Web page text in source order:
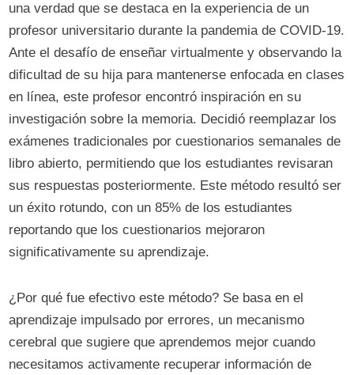
una verdad que se destaca en la experiencia de un
profesor universitario durante la pandemia de COVID-19.
Ante el desafío de enseñar virtualmente y observando la
dificultad de su hija para mantenerse enfocada en clases
en línea, este profesor encontró inspiración en su
investigación sobre la memoria. Decidió reemplazar los
exámenes tradicionales por cuestionarios semanales de
libro abierto, permitiendo que los estudiantes revisaran
sus respuestas posteriormente. Este método resultó ser
un éxito rotundo, con un 85% de los estudiantes
reportando que los cuestionarios mejoraron
significativamente su aprendizaje.
¿Por qué fue efectivo este método? Se basa en el
aprendizaje impulsado por errores, un mecanismo
cerebral que sugiere que aprendemos mejor cuando
necesitamos activamente recuperar información de